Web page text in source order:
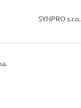
SYNPRO s.r.o.